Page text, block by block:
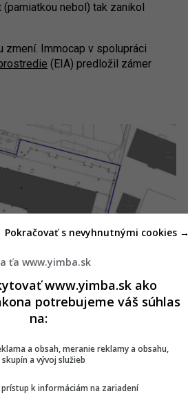
nebol) tak zanikol
zmení. Immocap v spolupráci
(EIA) predložil zámer
ťa www.yimba.sk
www.yimba.sk ako
potrebujeme váš súhlas
na:
a obsah, meranie reklamy a obsahu,
a vývoj služieb
k informáciám na zariadení
Pokračovať s nevyhnutnými cookies →